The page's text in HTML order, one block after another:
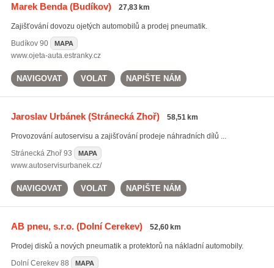
Marek Benda(Budíkov) 27,83 km
Zajišťování dovozu ojetých automobilů a prodej pneumatik.
Budíkov90 MAPA
www.ojeta-auta.estranky.cz
NAVIGOVAT VOLAT NAPIŠTE NÁM
Jaroslav Urbánek(Stránecká Zhoř) 58,51 km
Provozování autoservisu a zajišťování prodeje náhradních dílů ...
Stránecká Zhoř93 MAPA
www.autoservisurbanek.cz/
NAVIGOVAT VOLAT NAPIŠTE NÁM
AB pneu, s.r.o.(Dolní Cerekev) 52,60 km
Prodej disků a nových pneumatik a protektorů na nákladní automobily.
Dolní Cerekev88 MAPA